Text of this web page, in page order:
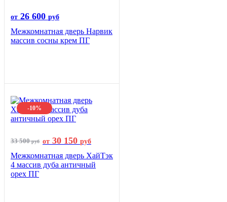
от 26 600 руб
Межкомнатная дверь Нарвик
массив сосны крем ПГ
-10%
33 500руб от 30 150 руб
Межкомнатная дверь ХайТэк
4 массив дуба античный
орех ПГ